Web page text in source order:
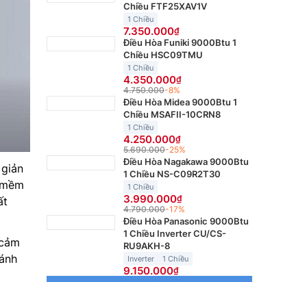
Chiều FTF25XAV1V
1 Chiều
7.350.000
Điều Hòa Funiki 9000Btu 1
Chiều HSC09TMU
1 Chiều
4.350.000
4.750.000-8%
Điều Hòa Midea 9000Btu 1
Chiều MSAFII-10CRN8
1 Chiều
4.250.000
5.690.000-25%
Điều Hòa Nagakawa 9000Btu
1 Chiều NS-C09R2T30
1 Chiều
3.990.000
4.790.000-17%
Điều Hòa Panasonic 9000Btu
1 Chiều Inverter CU/CS-
RU9AKH-8
Inverter 1 Chiều
9.150.000